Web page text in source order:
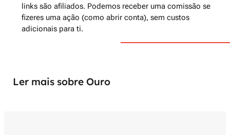
links são afiliados. Podemos receber uma comissão se
fizeres uma ação (como abrir conta), sem custos
adicionais para ti.
Ler mais sobre Ouro